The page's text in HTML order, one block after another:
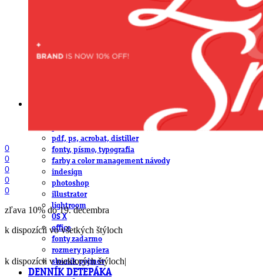
software, mobilné aplikácie
pracovné ponuky
pdf, ps, acrobat, distiller
fonty, písmo, typografia
farby a color management návody
indesign
photoshop
illustrator
lightroom
OS X
office
fonty zadarmo
rozmery papiera
slovník pojmov
DENNÍK DETEPÁKA
0
0
0
0
0
zľava 10% do 19. decembra
k dispozícii vo všetkých štýloch
k dispozícii v niektorých štýloch|